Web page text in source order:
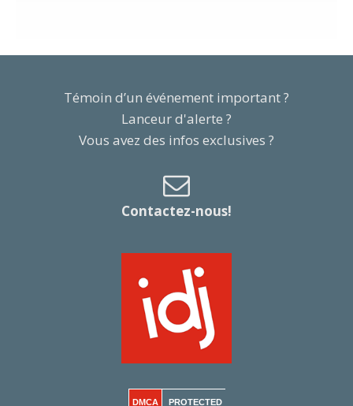
Témoin d’un événement important ?
Lanceur d'alerte ?
Vous avez des infos exclusives ?
Contactez-nous!
DMCA PROTECTED